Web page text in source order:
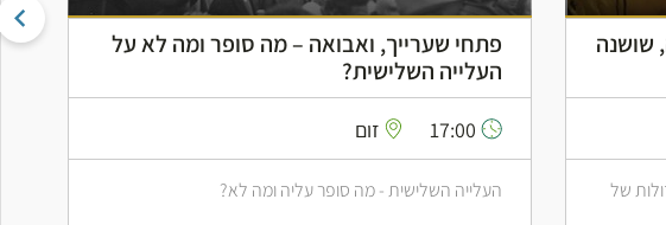
שושנה
של
פתחי שערייך, ואבואה – מה סופר ומה לא על
העלייה השלישית?
17:00 זום
העלייה השלישית - מה סופר עליה ומה לא?